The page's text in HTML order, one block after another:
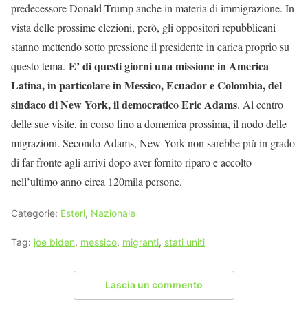
predecessore Donald Trump anche in materia di immigrazione. In
vista delle prossime elezioni, però, gli oppositori repubblicani
stanno mettendo sotto pressione il presidente in carica proprio su
questo tema. E’ di questi giorni una missione in America
Latina, in particolare in Messico, Ecuador e Colombia, del
sindaco di New York, il democratico Eric Adams. Al centro
delle sue visite, in corso fino a domenica prossima, il nodo delle
migrazioni. Secondo Adams, New York non sarebbe più in grado
di far fronte agli arrivi dopo aver fornito riparo e accolto
nell’ultimo anno circa 120mila persone.
Categorie: Esteri, Nazionale
Tag: joe biden, messico, migranti, stati uniti
Lascia un commento